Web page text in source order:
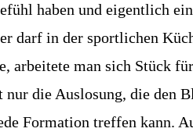
haben und eigentlich
darf in der sportlichen
arbeitete man sich Stück
die Auslosung, die den
Formation treffen kann.